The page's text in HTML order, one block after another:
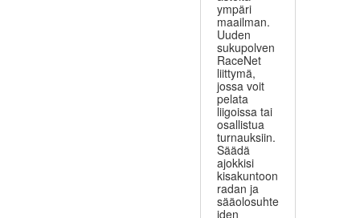
ympäri
maailman.
Uuden
sukupolven
RaceNet
liittymä,
jossa voit
pelata
liigoissa tai
osallistua
turnauksiin.
Säädä
ajokkisi
kisakuntoon
radan ja
sääolosuhte
iden